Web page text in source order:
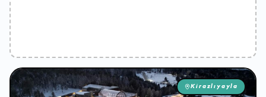
Kirazlıyayla